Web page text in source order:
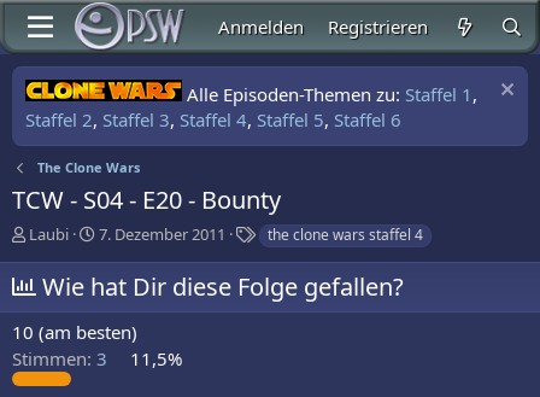
Anmelden Registrieren
Alle Episoden-Themen zu: Staffel 1 ,
Staffel 2, Staffel 3, Staffel 4, Staffel 5, Staffel 6
The Clone Wars
TCW - S04 - E20 - Bounty
E
s
t
e
l
l
e
Laubi
E
t
e
l
l
7. Dezember 2011
S
h
l
a
the clone wars staffel 4
Wie hat Dir diese Folge gefallen?
10 (am besten)
Stimmen: 3 11,5%